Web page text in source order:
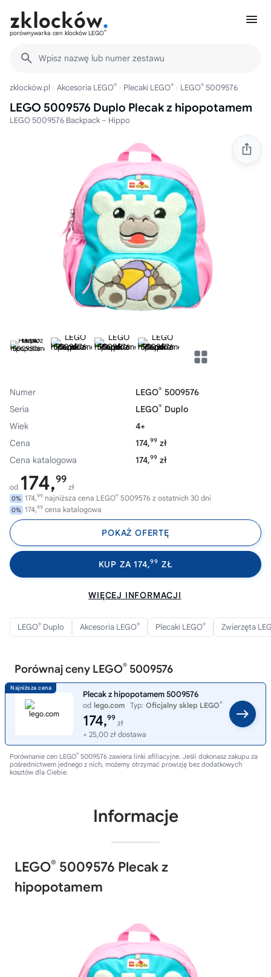
porównywarka cen klocków LEGO®
Wpisz nazwę lub numer zestawu
zklocków.pl Akcesoria LEGO® Plecaki LEGO® LEGO® 5009576
LEGO 5009576 Duplo Plecak z hipopotamem
LEGO 5009576 Backpack – Hippo
Numer LEGO® 5009576
Seria
LEGO® Duplo
Wiek
4+
Cena
174,99 zł
Cena katalogowa
174,99 zł
od 174,99
zł
0% 174,99 najniższa cena LEGO® 5009576 z ostatnich 30 dni
0% 174,99 cena katalogowa
POKAŻ OFERTĘ
KUP ZA 174,99 ZŁ
WIĘCEJ INFORMACJI
LEGO® Duplo Akcesoria LEGO® Plecaki LEGO® Zwierzęta
Porównaj ceny LEGO® 5009576
Plecak z hipopotamem 5009576
od lego.com Typ: Oficjalny sklep LEGO®
174,99
zł
+ 25,00 zł dostawa
Porównanie cen LEGO® 5009576 zawiera linki afiliacyjne. Jeśli dokonasz zakupu za
pośrednictwem jednego z nich, możemy otrzymać prowizję bez dodatkowych
kosztów dla Ciebie.
Informacje
LEGO® 5009576 Plecak z
hipopotamem